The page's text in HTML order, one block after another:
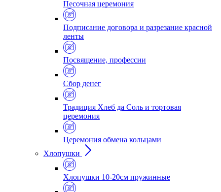
Песочная церемония
Подписание договора и разрезание красной
ленты
Посвящение, профессии
Сбор денег
Традиция Хлеб да Соль и тортовая
церемония
Церемония обмена кольцами
Хлопушки
Хлопушки 10-20см пружинные